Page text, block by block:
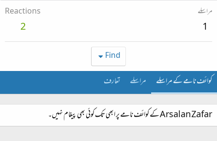
مراسلے
1
Reactions
2
Find
کوائف نامے کے مراسلے مراسلے تعارف
Arsalan Zafar کے کوائف نامے پر ابھی تک کوئی بھی پیغام نہیں۔